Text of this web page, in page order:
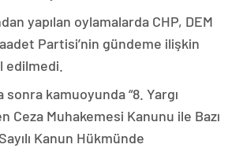
yapılan oylamalarda CHP, DEM
Partisi’nin gündeme ilişkin
sonra kamuoyunda “8. Yargı
Ceza Muhakemesi Kanunu ile Bazı
Kanun Hükmünde